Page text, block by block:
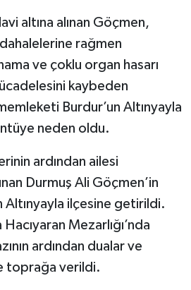
altına alınan Göçmen,
rağmen
ve çoklu organ hasarı
kaybeden
Burdur’un Altınyayla
neden oldu.
ardından ailesi
Durmuş Ali Göçmen’in
Altınyayla ilçesine getirildi.
Mezarlığı’nda
ardından dualar ve
toprağa verildi.